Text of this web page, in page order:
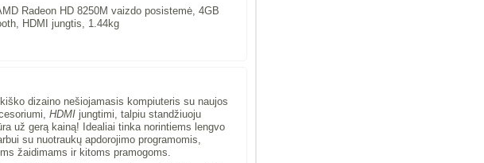
Radeon HD 8250M vaizdo posistemė, 4GB
HDMI jungtis, 1.44kg
dizaino nešiojamasis kompiuteris su naujos
HDMIjungtimi, talpiu standžiuoju
už gerą kainą! Idealiai tinka norintiems lengvo
su nuotraukų apdorojimo programomis,
žaidimams ir kitoms pramogoms.